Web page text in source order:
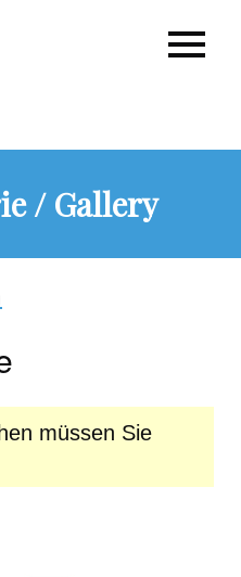
/ Gallery
müssen Sie